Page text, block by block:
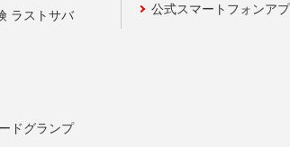
ラストサバ
ドグランプ
公式スマートフォンアプ